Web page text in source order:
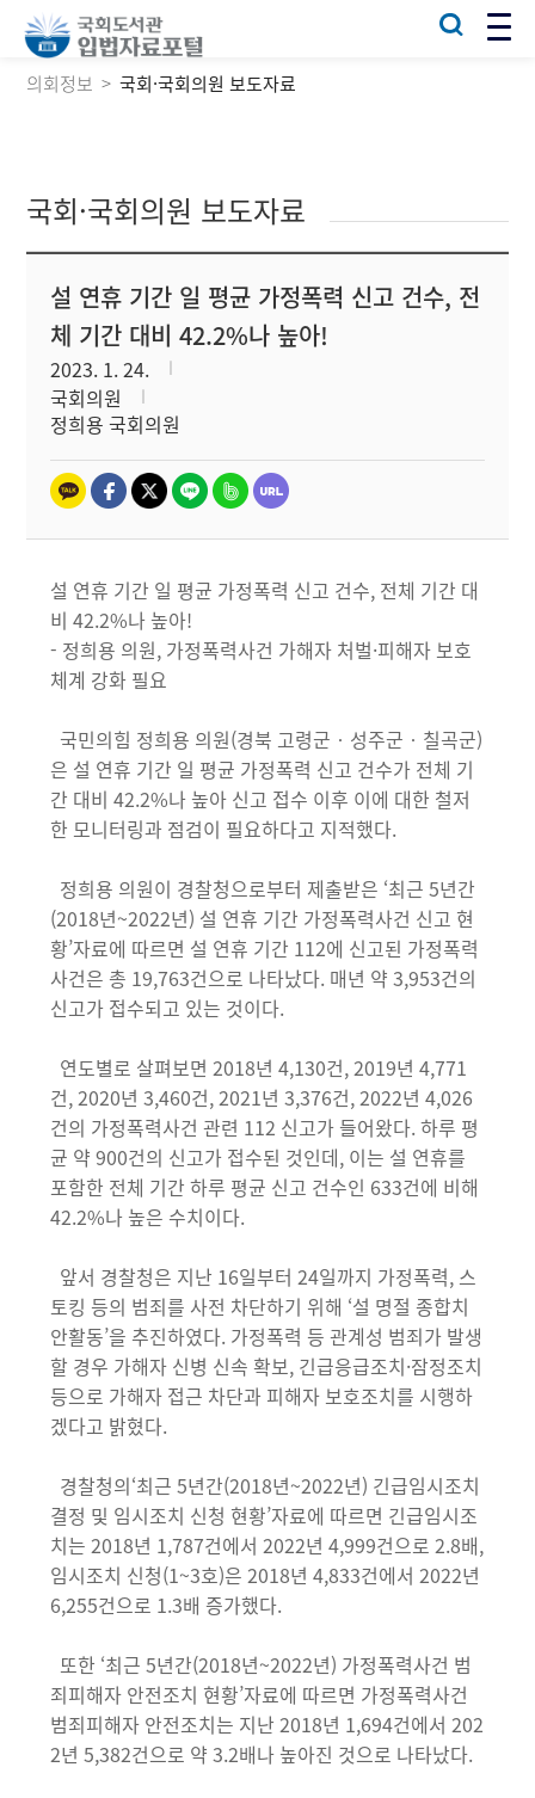
의회정보 국회·국회의원 보도자료
국회·국회의원 보도자료
설 연휴 기간 일 평균 가정폭력 신고 건수, 전
체 기간 대비 42.2%나 높아!
2023. 1. 24.
국회의원
정희용 국회의원
설 연휴 기간 일 평균 가정폭력 신고 건수, 전체 기간 대
비 42.2%나 높아!
- 정희용 의원, 가정폭력사건 가해자 처벌·피해자 보호
체계 강화 필요
국민의힘 정희용 의원(경북 고령군‧성주군‧칠곡군)
은 설 연휴 기간 일 평균 가정폭력 신고 건수가 전체 기
간 대비 42.2%나 높아 신고 접수 이후 이에 대한 철저
한 모니터링과 점검이 필요하다고 지적했다.
정희용 의원이 경찰청으로부터 제출받은 ‘최근 5년간
(2018년~2022년) 설 연휴 기간 가정폭력사건 신고 현
황’자료에 따르면 설 연휴 기간 112에 신고된 가정폭력
사건은 총 19,763건으로 나타났다. 매년 약 3,953건의
신고가 접수되고 있는 것이다.
연도별로 살펴보면 2018년 4,130건, 2019년 4,771
건, 2020년 3,460건, 2021년 3,376건, 2022년 4,026
건의 가정폭력사건 관련 112 신고가 들어왔다. 하루 평
균 약 900건의 신고가 접수된 것인데, 이는 설 연휴를
포함한 전체 기간 하루 평균 신고 건수인 633건에 비해
42.2%나 높은 수치이다.
앞서 경찰청은 지난 16일부터 24일까지 가정폭력, 스
토킹 등의 범죄를 사전 차단하기 위해 ‘설 명절 종합치
안활동’을 추진하였다. 가정폭력 등 관계성 범죄가 발생
할 경우 가해자 신병 신속 확보, 긴급응급조치·잠정조치
등으로 가해자 접근 차단과 피해자 보호조치를 시행하
겠다고 밝혔다.
경찰청의‘최근 5년간(2018년~2022년) 긴급임시조치
결정 및 임시조치 신청 현황’자료에 따르면 긴급임시조
치는 2018년 1,787건에서 2022년 4,999건으로 2.8배,
임시조치 신청(1~3호)은 2018년 4,833건에서 2022년
6,255건으로 1.3배 증가했다.
또한 ‘최근 5년간(2018년~2022년) 가정폭력사건 범
죄피해자 안전조치 현황’자료에 따르면 가정폭력사건
범죄피해자 안전조치는 지난 2018년 1,694건에서 202
2년 5,382건으로 약 3.2배나 높아진 것으로 나타났다.